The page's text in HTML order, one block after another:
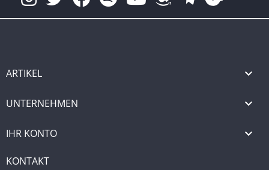
ARTIKEL 
UNTERNEHMEN 
IHR KONTO 
KONTAKT